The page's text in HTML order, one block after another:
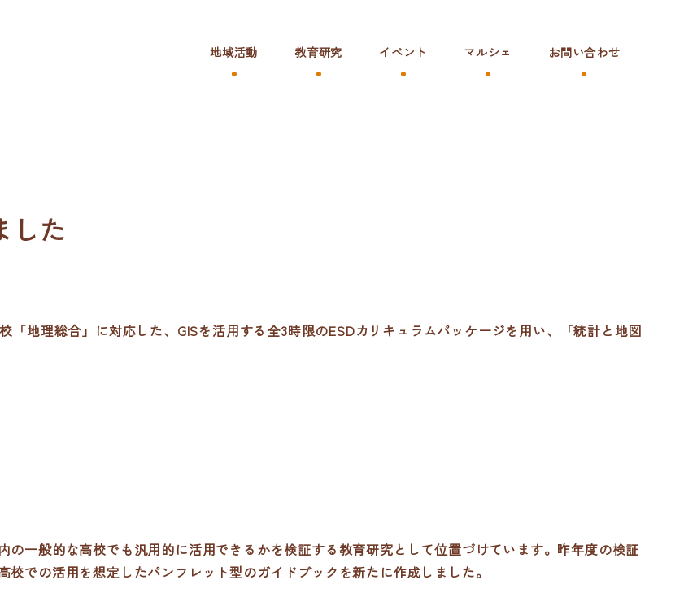
地域活動 教育研究 イベント マルシェ お問い合わせ
した
「地理総合」に対応した、GISを活用する全3時限のESDカリキュラムパッケージを用い、「統計と地図
の一般的な高校でも汎用的に活用できるかを検証する教育研究として位置づけています。昨年度の検証
校での活用を想定したパンフレット型のガイドブックを新たに作成しました。